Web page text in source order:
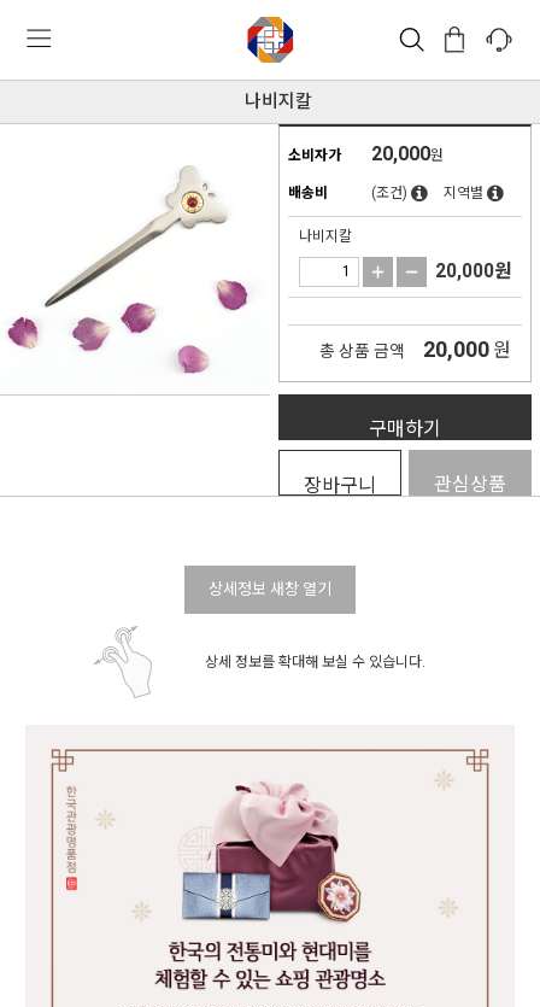
나비지칼
소비자가 20,000원
배송비 (조건) 지역별
나비지칼
20,000원
총 상품 금액 20,000 원
구매하기
장바구니 관심상품
상세정보 새창 열기
상세 정보를 확대해 보실 수 있습니다.